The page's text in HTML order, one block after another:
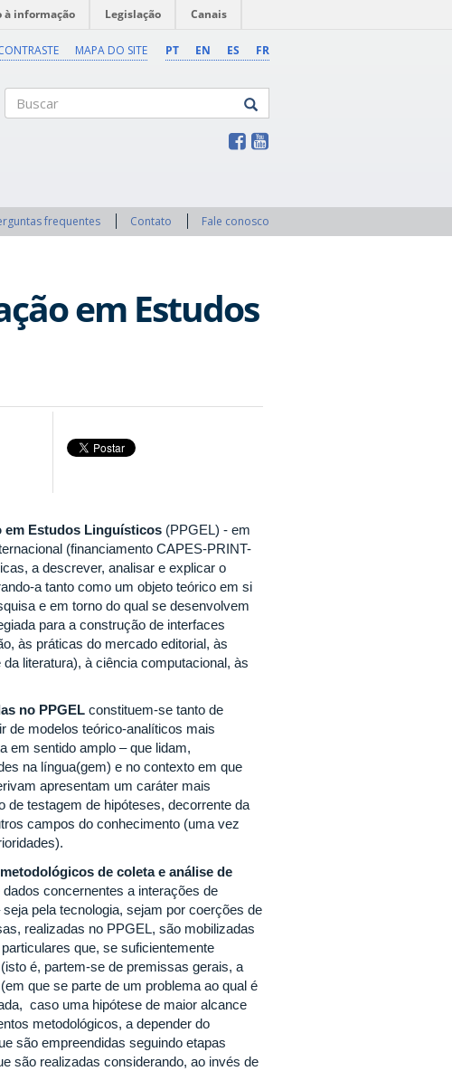
à informação Legislação Canais
PT EN ES FR
MAPA DO SITE
frequentes Contato Fale conosco
em Estudos
em Estudos Linguísticos (PPGEL) - em
(financiamento CAPES-PRINT-
a descrever, analisar e explicar o
a tanto como um objeto teórico em si
e em torno do qual se desenvolvem
para a construção de interfaces
às práticas do mercado editorial, às
literatura), à ciência computacional, às
no PPGEL constituem-se tanto de
de modelos teórico-analíticos mais
em sentido amplo – que lidam,
na língua(gem) e no contexto em que
apresentam um caráter mais
de testagem de hipóteses, decorrente da
campos do conhecimento (uma vez
de coleta e análise de
concernentes a interações de
pela tecnologia, sejam por coerções de
realizadas no PPGEL, são mobilizadas
que, se suficientemente
é, partem-se de premissas gerais, a
que se parte de um problema ao qual é
caso uma hipótese de maior alcance
metodológicos, a depender do
são empreendidas seguindo etapas
são realizadas considerando, ao invés de